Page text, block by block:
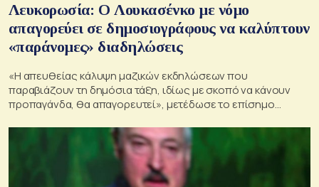
Λευκορωσία: Ο Λουκασένκο με νόμο
απαγορεύει σε δημοσιογράφους να καλύπτουν
«παράνομες» διαδηλώσεις
«Η απευθείας κάλυψη μαζικών εκδηλώσεων που
παραβιάζουν τη δημόσια τάξη, ιδίως με σκοπό να κάνουν
προπαγάνδα, θα απαγορευτεί», μετέδωσε το επίσημο